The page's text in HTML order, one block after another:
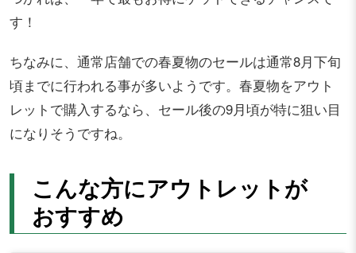
す！
ちなみに、通常店舗での春夏物のセールは通常8月下旬
頃までに行われる事が多いようです。春夏物をアウト
レットで購入するなら、セール後の9月頃が特に狙い目
になりそうですね。
こんな方にアウトレットが
おすすめ